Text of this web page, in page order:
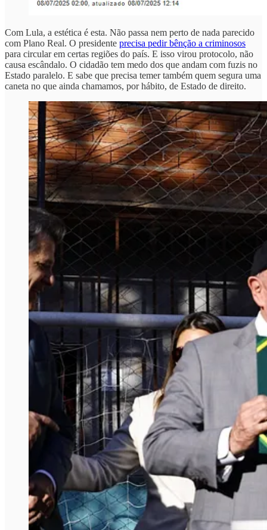
Com Lula, a estética é esta. Não passa nem perto de nada parecido
com Plano Real. O presidente precisa pedir bênção a criminosos
para circular em certas regiões do país. E isso virou protocolo, não
causa escândalo. O cidadão tem medo dos que andam com fuzis no
Estado paralelo. E sabe que precisa temer também quem segura uma
caneta no que ainda chamamos, por hábito, de Estado de direito.